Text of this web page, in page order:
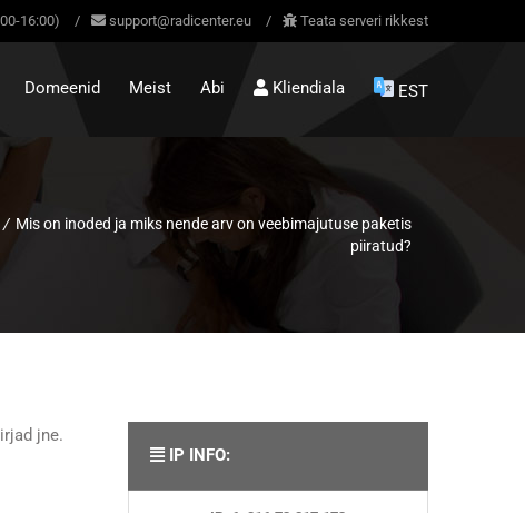
16:00) / support@radicenter.eu / Teata serveri rikkest
Domeenid Meist Abi Kliendiala EST
/ Mis on inoded ja miks nende arv on veebimajutuse paketis
piiratud?
jne.
IP INFO: